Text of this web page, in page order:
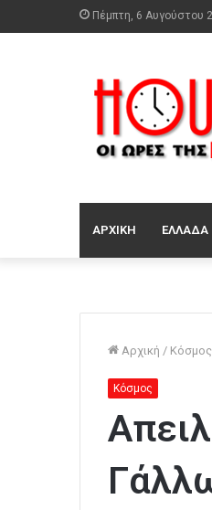
Πέμπτη, 6 Αυγούστου
ΑΡΧΙΚΉ ΕΛΛΆΔΑ
Αρχική / Κόσμος
Κόσμος